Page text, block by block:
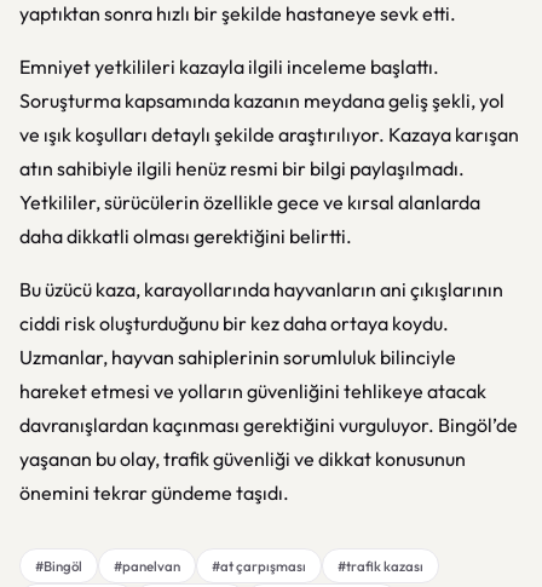
yaptıktan sonra hızlı bir şekilde hastaneye sevk etti.
Emniyet yetkilileri kazayla ilgili inceleme başlattı.
Soruşturma kapsamında kazanın meydana geliş şekli, yol
ve ışık koşulları detaylı şekilde araştırılıyor. Kazaya karışan
atın sahibiyle ilgili henüz resmi bir bilgi paylaşılmadı.
Yetkililer, sürücülerin özellikle gece ve kırsal alanlarda
daha dikkatli olması gerektiğini belirtti.
Bu üzücü kaza, karayollarında hayvanların ani çıkışlarının
ciddi risk oluşturduğunu bir kez daha ortaya koydu.
Uzmanlar, hayvan sahiplerinin sorumluluk bilinciyle
hareket etmesi ve yolların güvenliğini tehlikeye atacak
davranışlardan kaçınması gerektiğini vurguluyor. Bingöl’de
yaşanan bu olay, trafik güvenliği ve dikkat konusunun
önemini tekrar gündeme taşıdı.
#Bingöl #panelvan #at çarpışması
#trafik kazası